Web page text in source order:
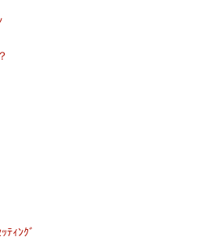
ﾃｨﾝｸﾞ